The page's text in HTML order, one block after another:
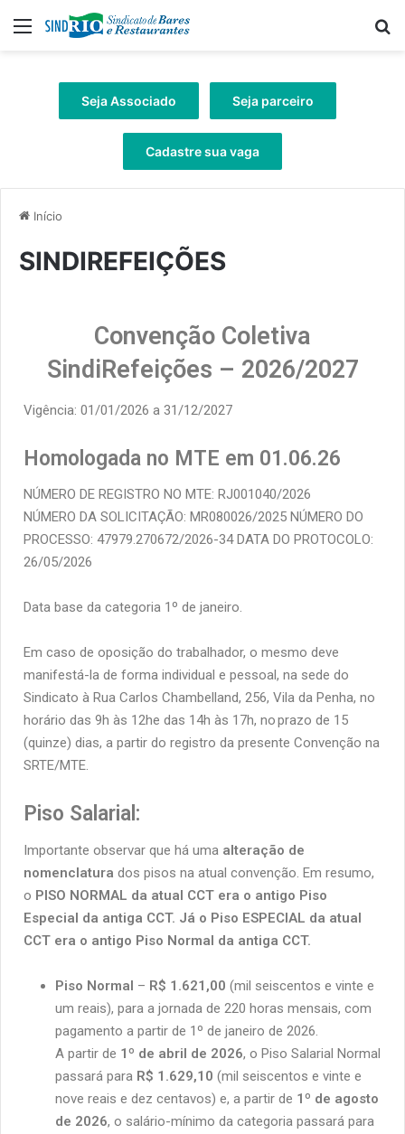
Seja Associado Seja parceiro
Cadastre sua vaga
Início
SINDIREFEIÇÕES
Convenção Coletiva
SindiRefeições – 2026/2027
Vigência: 01/01/2026 a 31/12/2027
Homologada no MTE em 01.06.26
NÚMERO DE REGISTRO NO MTE: RJ001040/2026
NÚMERO DA SOLICITAÇÃO: MR080026/2025 NÚMERO DO
PROCESSO: 47979.270672/2026-34 DATA DO PROTOCOLO:
26/05/2026
Data base da categoria 1º de janeiro.
Em caso de oposição do trabalhador, o mesmo deve
manifestá-la de forma individual e pessoal, na sede do
Sindicato à Rua Carlos Chambelland, 256, Vila da Penha, no
horário das 9h às 12he das 14h às 17h, no prazo de 15
(quinze) dias, a partir do registro da presente Convenção na
SRTE/MTE.
Piso Salarial:
Importante observar que há uma alteração de
nomenclatura dos pisos na atual convenção. Em resumo,
o PISO NORMAL da atual CCT era o antigo Piso
Especial da antiga CCT. Já o Piso ESPECIAL da atual
CCT era o antigo Piso Normal da antiga CCT.
Piso Normal – R$ 1.621,00 (mil seiscentos e vinte e
um reais), para a jornada de 220 horas mensais, com
pagamento a partir de 1º de janeiro de 2026.
A partir de 1º de abril de 2026, o Piso Salarial Normal
passará para R$ 1.629,10 (mil seiscentos e vinte e
nove reais e dez centavos) e, a partir de 1º de agosto
de 2026, o salário-mínimo da categoria passará para